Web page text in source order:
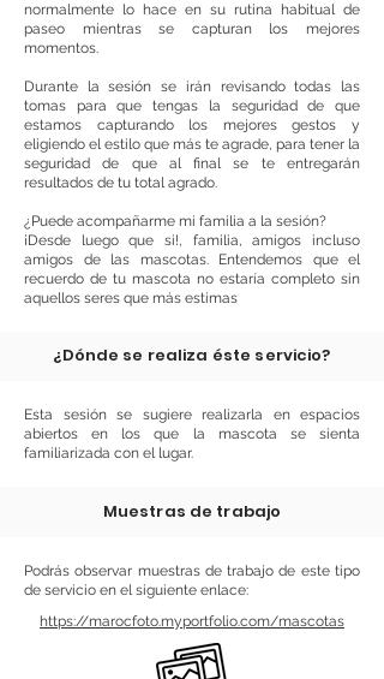
normalmente lo hace en su rutina habitual de
paseo mientras se capturan los mejores
momentos.
Durante la sesión se irán revisando todas las
tomas para que tengas la seguridad de que
estamos capturando los mejores gestos y
eligiendo el estilo que más te agrade, para tener la
seguridad de que al final se te entregarán
resultados de tu total agrado.
¿Puede acompañarme mi familia a la sesión?
¡Desde luego que si!, familia, amigos incluso
amigos de las mascotas. Entendemos que el
recuerdo de tu mascota no estaría completo sin
aquellos seres que más estimas
¿Dónde se realiza éste servicio?
Esta sesión se sugiere realizarla en espacios
abiertos en los que la mascota se sienta
familiarizada con el lugar.
Muestras de trabajo
Podrás observar muestras de trabajo de este tipo
de servicio en el siguiente enlace:
https://marocfoto.myportfolio.com/mascotas